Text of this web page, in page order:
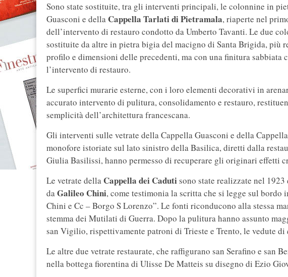
Sono state sostituite, tra gli interventi principali, le colonnine in
Guasconi e della Cappella Tarlati di Pietramala, riaperte nel
dell’intervento di restauro condotto da Umberto Tavanti. Le due
sostituite da altre in pietra bigia del macigno di Santa Brigida, più
profilo e dimensioni delle precedenti, ma con una finitura sabbiata
l’intervento di restauro.
Le superfici murarie esterne, con i loro elementi decorativi in
accurato intervento di pulitura, consolidamento e restauro,
semplicità dell’architettura francescana.
Gli interventi sulle vetrate della Cappella Guasconi e della
monofore istoriate sul lato sinistro della Basilica, diretti dalla
Giulia Basilissi, hanno permesso di recuperare gli originari effetti
Le vetrate della Cappella dei Caduti sono state realizzate nel
daGalileo Chini, come testimonia la scritta che si legge sul bordo
Chini e Cc – Borgo S Lorenzo”. Le fonti riconducono alla stessa
stemma dei Mutilati di Guerra. Dopo la pulitura hanno assunto
san Vigilio, rispettivamente patroni di Trieste e Trento, le vedute
Le altre due vetrate restaurate, che raffigurano san Serafino e san
nella bottega fiorentina di Ulisse De Matteis su disegno di Ezio